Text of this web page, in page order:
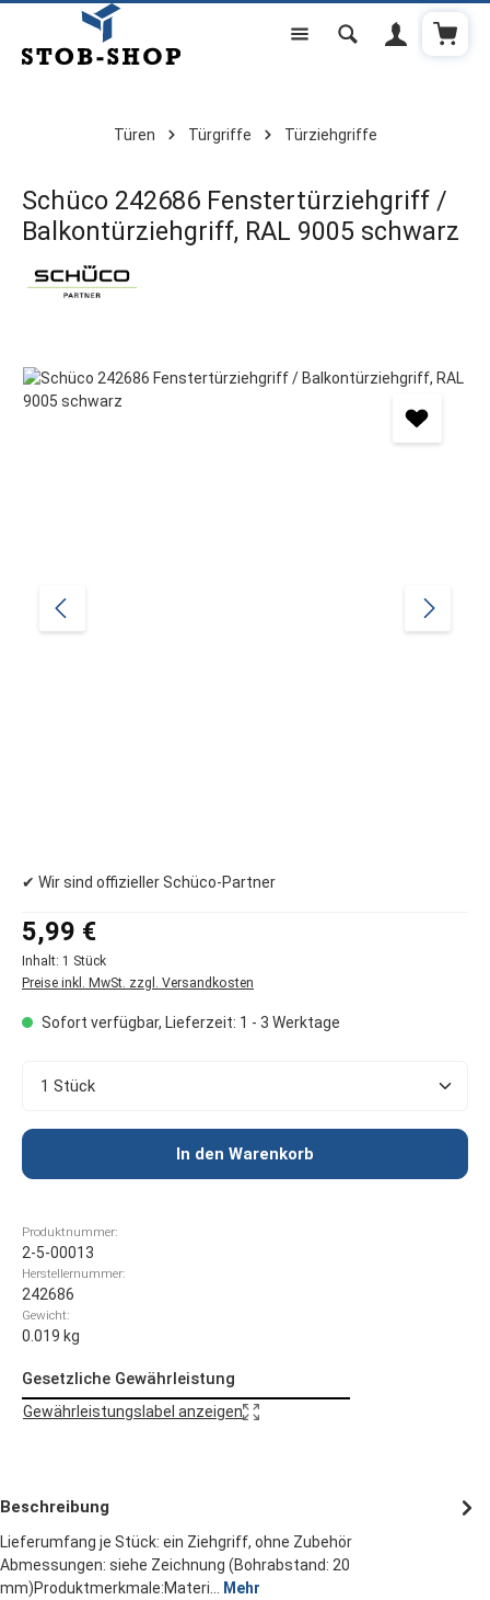
Zum Hauptinhalt springen
Türen Türgriffe Türziehgriffe
Schüco 242686 Fenstertürziehgriff /
Balkontürziehgriff, RAL 9005 schwarz
Bildergalerie überspringen
✔ Wir sind offizieller Schüco-Partner
Regulärer Preis:
5,99 €
Inhalt: 1 Stück
Preise inkl. MwSt. zzgl. Versandkosten
Sofort verfügbar, Lieferzeit: 1 - 3 Werktage
Produkt Anzahl: Gib den gewünschten Wert ein
In den Warenkorb
Produktnummer:
2-5-00013
Herstellernummer:
242686
Gewicht:
0.019 kg
Gesetzliche Gewährleistung
Gewährleistungslabel anzeigen
Beschreibung
Lieferumfang je Stück: ein Ziehgriff, ohne Zubehör
Abmessungen: siehe Zeichnung (Bohrabstand: 20
mm)Produktmerkmale:Materi…
Mehr